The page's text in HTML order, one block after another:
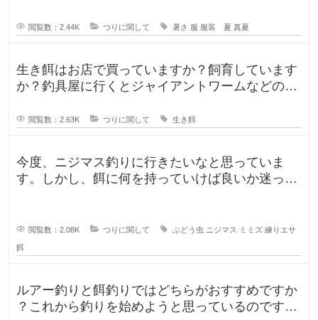
閲覧数：2.44K つりに関して 暑さ 服 服装 夏 真夏
生き餌はお店で買っていますか？飼育しています
か？釣具屋に行くとジャイアントワームなどの生
閲覧数：2.63K つりに関して 生き餌
今度、ニジマス釣りに行きたいなと思っていま
す。しかし、餌に何を持っていけば良いか迷って
閲覧数：2.08K つりに関して ぶどう虫 ニジマス ミミズ 練りエサ
餌
ルアー釣りと餌釣りではどちらがおすすめですか
？これから釣りを始めようと思っているのです